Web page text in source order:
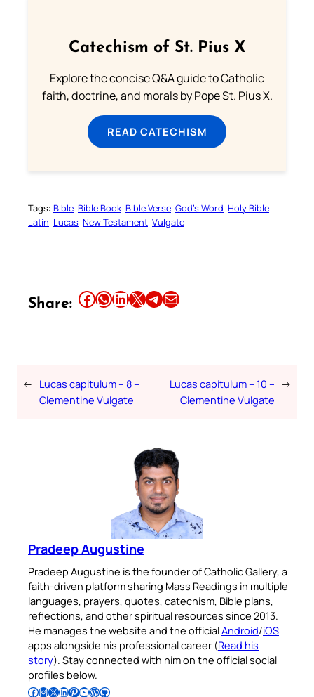
Catechism of St. Pius X
Explore the concise Q&A guide to Catholic
faith, doctrine, and morals by Pope St. Pius X.
READ CATECHISM
Tags: Bible Bible Book Bible Verse God’s Word Holy Bible
Latin Lucas New Testament Vulgate
Share: Share this article on Facebook Share this article on WhatsApp Share this article on LinkedIn Share this article on X Share this article on TelegramEmail this Article
← Lucas capitulum – 8 –
Clementine Vulgate
Lucas capitulum – 10 –
Clementine Vulgate
→
Pradeep Augustine
Pradeep Augustine is the founder of Catholic Gallery, a
faith-driven platform sharing Mass Readings in multiple
languages, prayers, quotes, catechism, Bible plans,
reflections, and other spiritual resources since 2013.
He manages the website and the officialAndroid/iOS
apps alongside his professional career (Read his
story). Stay connected with him on the official social
profiles below.
Follow Pradeep on Facebook Follow Pradeep on InstagramFollow Pradeep on X Follow Pradeep on LinkedIn Follow Pradeep on Pinterest Subscribe to Pradeep’s Youtube Channel Follow Pradeep on WordPress Follow Pradeep on GitHub